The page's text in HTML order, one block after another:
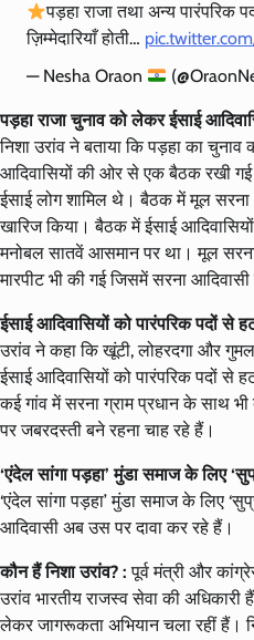
पड़हा राजा तथा अन्य पारंपरिक
ज़िम्मेदारियाँ होती…
— Nesha Oraon
पड़हा राजा चुनाव को लेकर ईसाई
निशा उरांव ने बताया कि पड़हा का चुनाव
आदिवासियों की ओर से एक बैठक रखी गई
ईसाई लोग शामिल थे। बैठक में मूल सरना
खारिज किया। बैठक में ईसाई
मनोबल सातवें आसमान पर था। मूल
मारपीट भी की गई जिसमें सरना
ईसाई आदिवासियों को पारंपरिक पदों से
उरांव ने कहा कि खूंटी, लोहरदगा और
ईसाई आदिवासियों को पारंपरिक पदों
कई गांव में सरना ग्राम प्रधान के साथ भी
पर जबरदस्ती बने रहना चाह रहे हैं।
‘एंदेल सांगा पड़हा’ मुंडा समाज के लिए
‘एंदेल सांगा पड़हा’ मुंडा समाज के लिए
आदिवासी अब उस पर दावा कर रहे हैं।
कौन हैं निशा उरांव? :पूर्व मंत्री और
उरांव भारतीय राजस्व सेवा की अधिकारी
लेकर जागरूकता अभियान चला रहीं हैं।